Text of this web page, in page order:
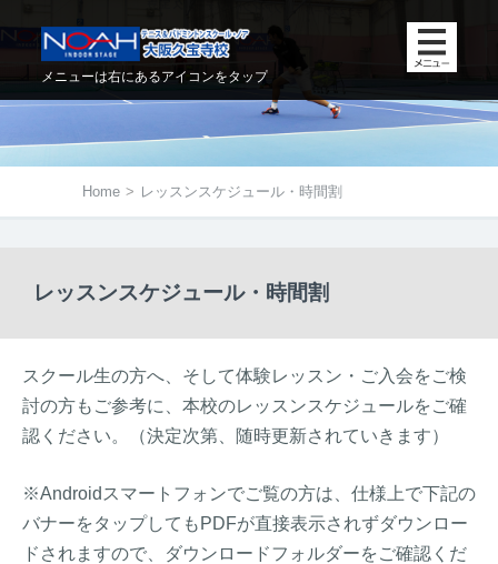
メニューは右にあるアイコンをタップ
Home > レッスンスケジュール・時間割
レッスンスケジュール・時間割
スクール生の方へ、そして体験レッスン・ご入会をご検
討の方もご参考に、本校のレッスンスケジュールをご確
認ください。（決定次第、随時更新されていきます）
※Androidスマートフォンでご覧の方は、仕様上で下記の
バナーをタップしてもPDFが直接表示されずダウンロー
ドされますので、ダウンロードフォルダーをご確認くだ